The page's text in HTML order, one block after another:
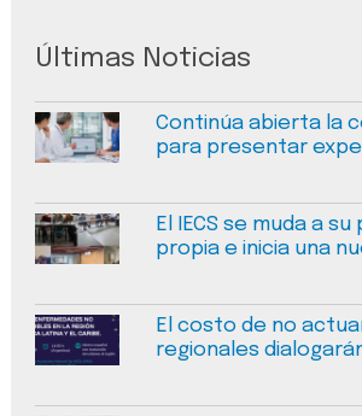
Últimas Noticias
Continúa abierta la
para presentar
El IECS se muda a
propia e inicia una
El costo de no
regionales